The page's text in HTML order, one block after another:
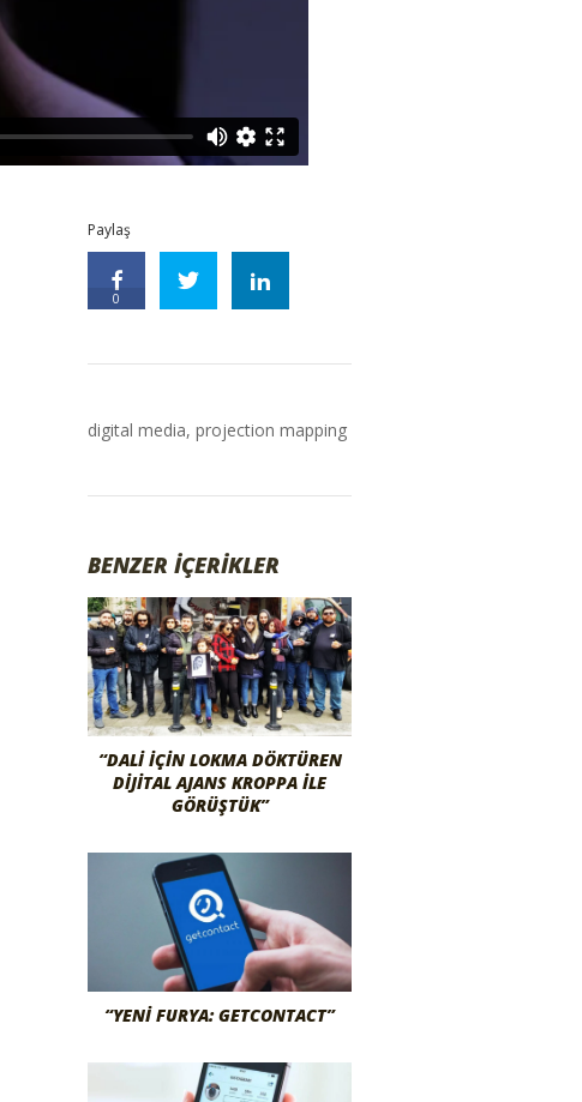
Paylaş
0
digital media, projection mapping
BENZER İÇERİKLER
“DALI İÇIN LOKMA DÖKTÜREN
DIJITAL AJANS KROPPA İLE
GÖRÜŞTÜK”
“YENI FURYA: GETCONTACT”